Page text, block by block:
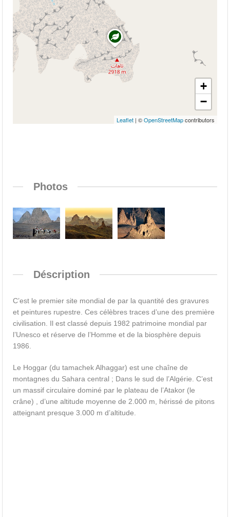
+
−
Leaflet| ©OpenStreetMapcontributors
Photos
Déscription
C’est le premier site mondial de par la quantité des gravures
et peintures rupestre. Ces célèbres traces d’une des première
civilisation. Il est classé depuis 1982 patrimoine mondial par
l’Unesco et réserve de l’Homme et de la biosphère depuis
1986.
Le Hoggar (du tamachek Alhaggar) est une chaîne de
montagnes du Sahara central ; Dans le sud de l’Algérie. C’est
un massif circulaire dominé par le plateau de l’Atakor (le
crâne) , d’une altitude moyenne de 2.000 m, hérissé de pitons
atteignant presque 3.000 m d’altitude.